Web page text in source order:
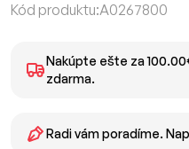
Kód produktu:A0267800
Nakúpte ešte za
zdarma.
Radi vám poradíme.